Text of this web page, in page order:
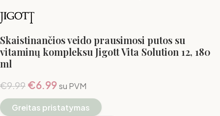
Skaistinančios veido prausimosi putos su
vitaminų kompleksu Jigott Vita Solution 12, 180
ml
€9.99 €6.99su PVM
Greitas pristatymas